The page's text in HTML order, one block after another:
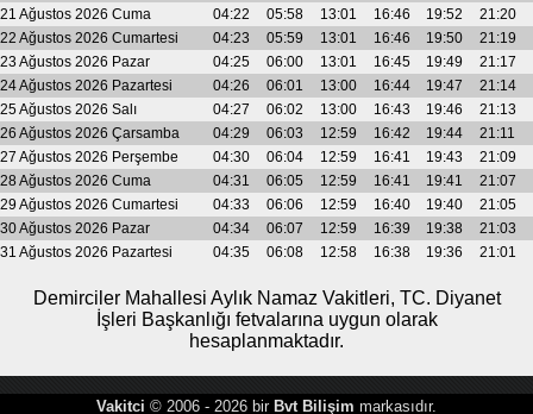
21 Ağustos 2026 Cuma
04:22 05:58 13:01 16:46 19:52
21:20
22 Ağustos 2026 Cumartesi
04:23 05:59 13:01 16:46 19:50
21:19
23 Ağustos 2026 Pazar
04:25 06:00 13:01 16:45 19:49
21:17
24 Ağustos 2026 Pazartesi
04:26 06:01 13:00 16:44 19:47
21:14
25 Ağustos 2026 Salı
04:27 06:02 13:00 16:43 19:46
21:13
26 Ağustos 2026 Çarsamba
04:29 06:03 12:59 16:42 19:44
21:11
27 Ağustos 2026 Perşembe
04:30 06:04 12:59 16:41 19:43
21:09
28 Ağustos 2026 Cuma
04:31 06:05 12:59 16:41 19:41
21:07
29 Ağustos 2026 Cumartesi
04:33 06:06 12:59 16:40 19:40
21:05
30 Ağustos 2026 Pazar
04:34 06:07 12:59 16:39 19:38
21:03
31 Ağustos 2026 Pazartesi
04:35 06:08 12:58 16:38 19:36 21:01
Demirciler Mahallesi Aylık Namaz Vakitleri, TC. Diyanet
İşleri Başkanlığı fetvalarına uygun olarak
hesaplanmaktadır.
Vakitci © 2006 - 2026 bir Bvt Bilişim markasıdır.